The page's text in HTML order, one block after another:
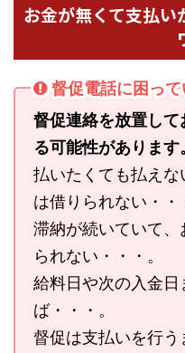
お金が無くて支払い
督促電話に困っ
督促連絡を放置し
る可能性があります
払いたくても払え
は借りられない・・
滞納が続いていて、
られない・・・。
給料日や次の入金
ば・・・。
督促は支払いを行う